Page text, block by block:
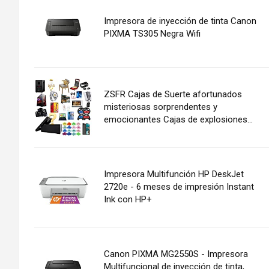
Impresora de inyección de tinta Canon
PIXMA TS305 Negra Wifi
ZSFR Cajas de Suerte afortunados
misteriosas sorprendentes y
emocionantes Cajas de explosiones...
Impresora Multifunción HP DeskJet
2720e - 6 meses de impresión Instant
Ink con HP+
Canon PIXMA MG2550S - Impresora
Multifuncional de inyección de tinta,